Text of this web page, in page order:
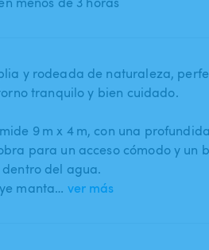
y rodeada de naturaleza​,​
tranquilo y bien cuidado.
9 m x 4 m​,​ con una
para un acceso cómodo y
del agua.
manta… ver más